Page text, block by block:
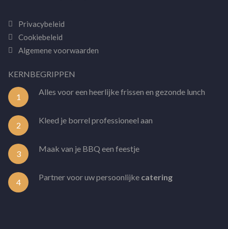
Privacybeleid
Cookiebeleid
Algemene voorwaarden
KERNBEGRIPPEN
1
Alles voor een heerlijke frissen en gezonde lunch
2
Kleed je borrel professioneel aan
3
Maak van je BBQ een feestje
4
Partner voor uw persoonlijke catering